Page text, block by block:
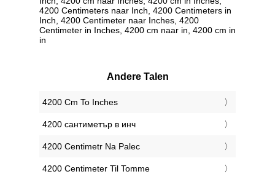
4200 Centimeters naar Inch, 4200 Centimeters in
Inch, 4200 Centimeter naar Inches, 4200
Centimeter in Inches, 4200 cm naar in, 4200 cm in
in
Andere Talen
‎4200 Cm To Inches
‎4200 сантиметър в инч
‎4200 Centimetr Na Palec
‎4200 Centimeter Til Tomme